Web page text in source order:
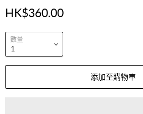
HK$360.00
數量
添加至購物車